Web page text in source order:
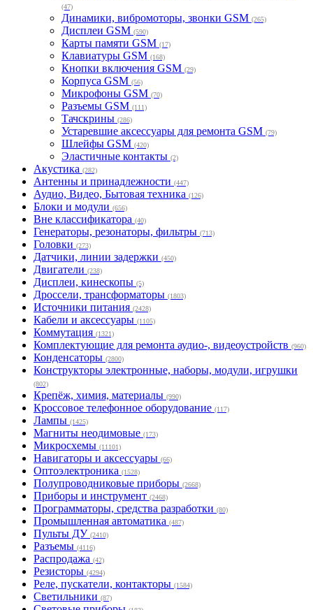
(47)
Динамики, вибромоторы, звонки GSM (265)
Дисплеи GSM (590)
Карты памяти GSM (17)
Клавиатуры GSM (168)
Кнопки включения GSM (29)
Корпуса GSM (56)
Микрофоны GSM (70)
Разъемы GSM (111)
Тачскрины (286)
Устаревшие аксессуары для ремонта GSM (79)
Шлейфы GSM (420)
Эластичные контакты (2)
Акустика (282)
Антенны и принадлежности (447)
Аудио, Видео, Бытовая техника (126)
Блоки и модули (656)
Вне классификатора (40)
Генераторы, резонаторы, фильтры (713)
Головки (273)
Датчики, линии задержки (450)
Двигатели (238)
Дисплеи, кинескопы (5)
Дроссели, трансформаторы (1803)
Источники питания (2428)
Кабели и аксессуары (1105)
Коммутация (1321)
Комплектующие для ремонта аудио-, видеоустройств (960)
Конденсаторы (2800)
Конструкторы электронные, наборы, модули, игрушки
(802)
Крепёж, химия, материалы (990)
Кроссовое телефонное оборудование (117)
Лампы (1425)
Магниты неодимовые (173)
Микросхемы (11101)
Навигаторы и аксессуары (66)
Оптоэлектроника (1528)
Полупроводниковые приборы (2668)
Приборы и инструмент (2468)
Программаторы, средства разработки (80)
Промышленная автоматика (487)
Пульты ДУ (2410)
Разъемы (4116)
Распродажа (42)
Резисторы (4294)
Реле, пускатели, контакторы (1584)
Светильники (87)